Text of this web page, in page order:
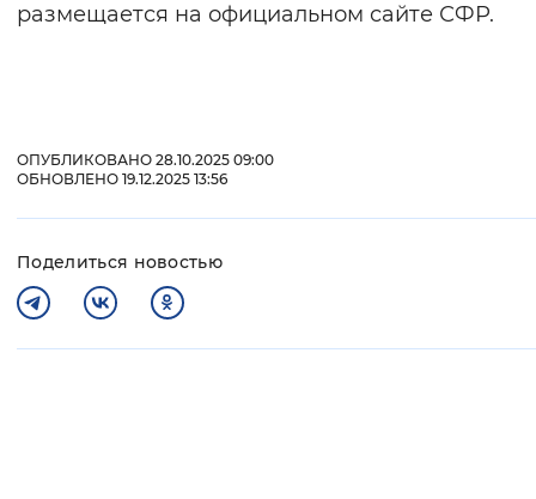
размещается на официальном сайте СФР.
ОПУБЛИКОВАНО 28.10.2025 09:00
ОБНОВЛЕНО 19.12.2025 13:56
Поделиться новостью